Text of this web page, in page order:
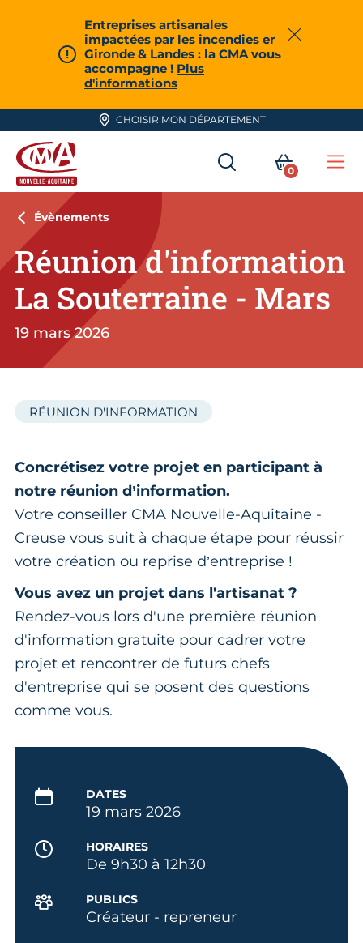
Entreprises artisanales
impactées par les incendies en
Gironde & Landes : la CMA vous
accompagne ! Plus
d'informations
Fermer
CHOISIR MON DÉPARTEMENT
CMA Nouvelle-Aquitaine
RECHERCHER
MON
0
Évènements
Réunion d'information
La Souterraine - Mars
19 mars 2026
RÉUNION D'INFORMATION
Concrétisez votre projet en participant à
notre réunion d’information.
Votre conseiller CMA Nouvelle-Aquitaine -
Creuse vous suit à chaque étape pour réussir
votre création ou reprise d’entreprise !
Vous avez un projet dans l'artisanat ?
Rendez-vous lors d'une première réunion
d'information gratuite pour cadrer votre
projet et rencontrer de futurs chefs
d'entreprise qui se posent des questions
comme vous.
DATES
19 mars 2026
HORAIRES
De 9h30 à 12h30
PUBLICS
Créateur - repreneur